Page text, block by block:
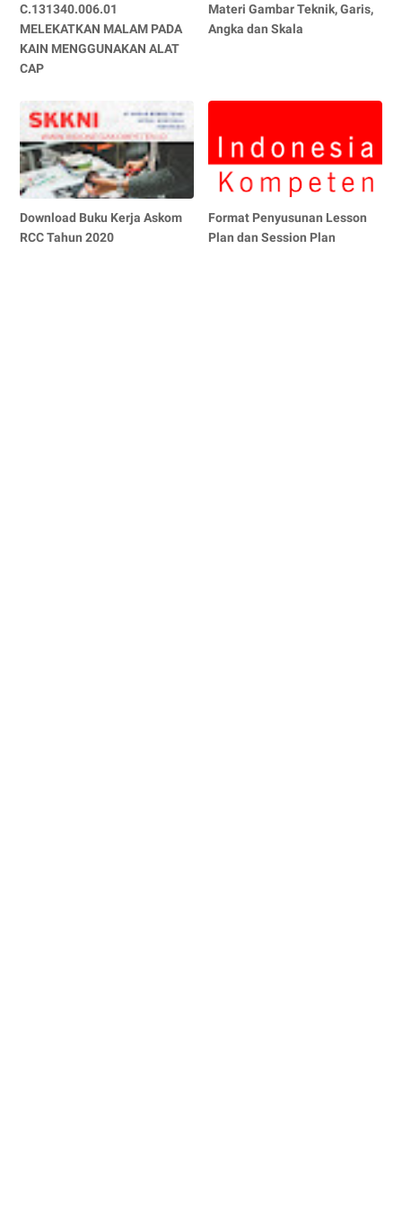
C.131340.006.01
MELEKATKAN MALAM PADA
KAIN MENGGUNAKAN ALAT
CAP
Materi Gambar Teknik, Garis,
Angka dan Skala
Download Buku Kerja Askom
RCC Tahun 2020
Format Penyusunan Lesson
Plan dan Session Plan